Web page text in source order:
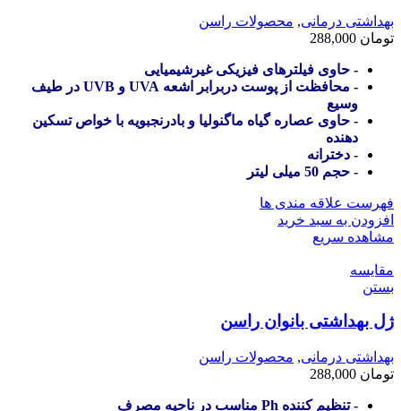
بهداشتی درمانی, محصولات راسن
تومان
- حاوی فیلترهای فیزیکی غیرشیمیایی
- محافظت از پوست دربرابر اشعه UVA و UVB در طیف
وسیع
- حاوی عصاره گیاه ماگنولیا و بادرنجبویه با خواص تسکین
دهنده
- دخترانه
- حجم 50 میلی لیتر
فهرست علاقه مندی ها
افزودن به سبد خرید
مشاهده سریع
مقایسه
بستن
ژل بهداشتی بانوان راسن
بهداشتی درمانی, محصولات راسن
تومان
- تنظیم کننده Ph مناسب در ناحیه مصرف